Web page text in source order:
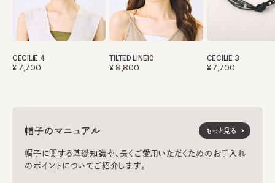
CECILIE 4
¥7,700
TILTED LINE10
¥8,800
CECILIE 3
¥7,700
帽子のマニュアル
帽子に関する基礎知識や、長くご愛用いただくためのお手入れ
のポイントについてご紹介します。
もっと見る